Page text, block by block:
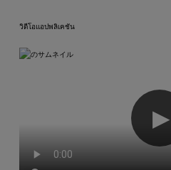
วิดีโอแอปพลิเคชัน
▶